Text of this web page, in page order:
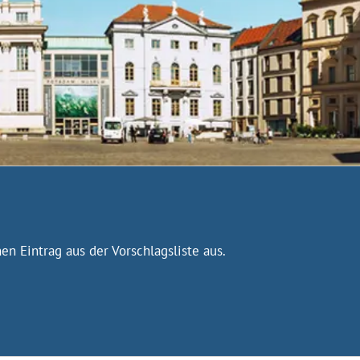
Eintrag aus der Vorschlagsliste aus.